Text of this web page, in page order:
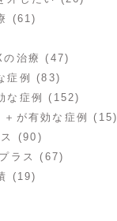
(61)
の治療 (47)
症例 (83)
な症例 (152)
が有効な症例 (15)
ス (90)
ラス (67)
(19)